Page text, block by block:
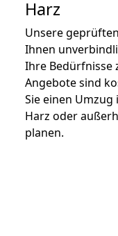
Harz
Unsere
Ihnen
Ihre Bedürfnisse
Angebote sind
Sie einen
Harz oder
planen.